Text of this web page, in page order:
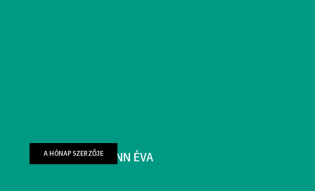
FARKAS WELLMANN ÉVA
A HÓNAP SZERZŐJE